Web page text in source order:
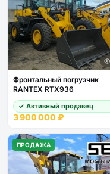
Фронтальный погрузчик
RANTEX RTX936
✓ Активный продавец
3 900 000 ₽
ПРОДАЖА